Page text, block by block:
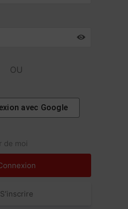
OU
avec Google
de moi
S’inscrire